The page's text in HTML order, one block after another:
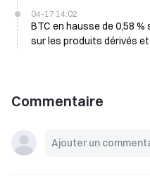
04-17 14:02
BTC en hausse de 0,58
sur les produits dérivés
Commentaire